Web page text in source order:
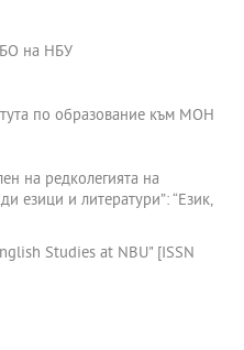
на НБУ
по образование към МОН
на редколегията на
езици и литератури”: “Език,
Studies at NBU" [ISSN